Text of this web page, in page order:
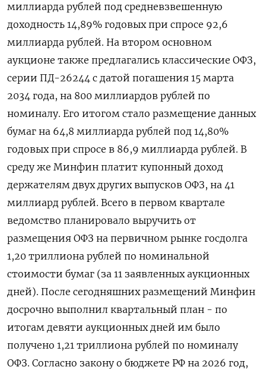
миллиарда ​рублей под средневзвешенную
доходность 14,89% ​годовых при ⁠спросе 92,6
миллиарда рублей. На втором основном
аукционе также предлагались классические ‌ОФЗ,
серии ПД-26244 с датой погашения ‌15 марта
2034 года, на 800 миллиардов рублей по
номиналу. Его итогом стало размещение данных
бумаг ​на 64,8 миллиарда рублей под 14,80%
годовых при спросе в 86,9 миллиарда ‌рублей. В
среду же Минфин платит купонный доход
держателям двух других выпусков ОФЗ, на ​41
миллиард рублей. Всего в первом квартале
ведомство планировало выручить от
размещения ОФЗ на ‌первичном рынке госдолга
1,20 триллиона рублей по номинальной
стоимости бумаг (за 11 заявленных аукционных
дней). После сегодняшних размещений Минфин
досрочно выполнил квартальный план - по
итогам девяти ​аукционных дней им было ​
получено 1,21 триллиона рублей ‌по номиналу
ОФЗ. Согласно закону о бюджете РФ на 2026 год,